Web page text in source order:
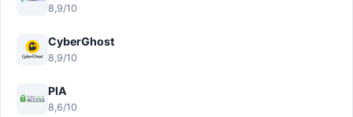
8,9/10
CyberGhost
8,9/10
PIA
8,6/10